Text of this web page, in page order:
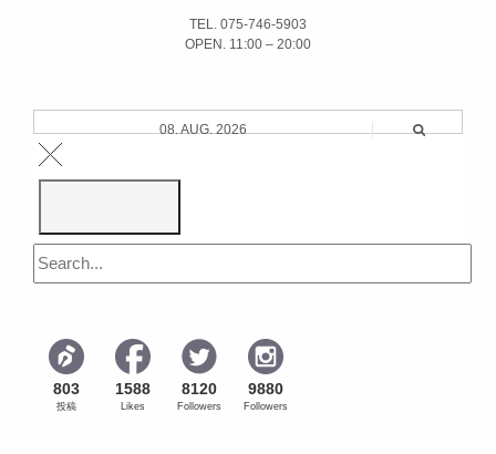
TEL. 075-746-5903
OPEN. 11:00 – 20:00
08. AUG. 2026
803
投稿
1588
Likes
8120
Followers
9880
Followers